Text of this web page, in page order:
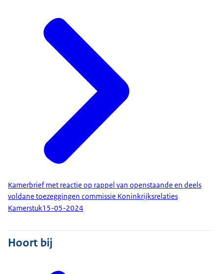
Kamerbrief met reactie op rappel van openstaande en deels
voldane toezeggingen commissie Koninkrijksrelaties
Kamerstuk15-05-2024
Hoort bij